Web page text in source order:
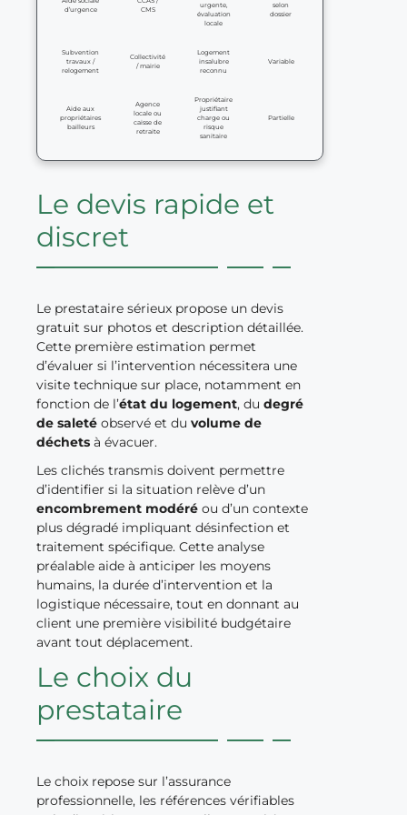
d’urgence
CMS
urgente,
évaluation
locale
selon
dossier
Subvention
travaux /
relogement
Collectivité
/ mairie
Logement
insalubre
reconnu
Variable
Aide aux
propriétaires
bailleurs
Agence
locale ou
caisse de
retraite
Propriétaire
justifiant
charge ou
risque
sanitaire
Partielle
Le devis rapide et
discret
Le prestataire sérieux propose un devis
gratuit sur photos et description détaillée.
Cette première estimation permet
d’évaluer si l’intervention nécessitera une
visite technique sur place, notamment en
fonction de l’état du logement, du degré
de saleté observé et du volume de
déchets à évacuer.
Les clichés transmis doivent permettre
d’identifier si la situation relève d’un
encombrement modéré ou d’un contexte
plus dégradé impliquant désinfection et
traitement spécifique. Cette analyse
préalable aide à anticiper les moyens
humains, la durée d’intervention et la
logistique nécessaire, tout en donnant au
client une première visibilité budgétaire
avant tout déplacement.
Le choix du
prestataire
Le choix repose sur l’assurance
professionnelle, les références vérifiables